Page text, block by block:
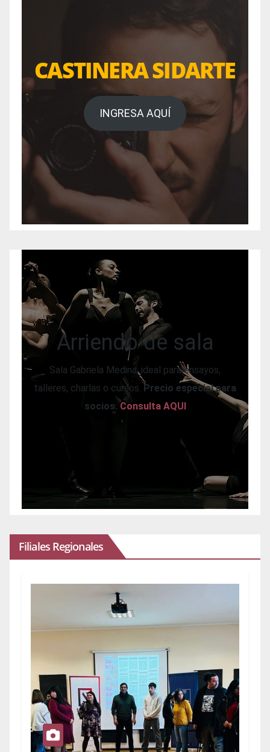
CASTINERA SIDARTE
INGRESA AQUÍ
Arriendo de sala
Sala Gabriela Medina, ideal para ensayos,
talleres, charlas o cursos. Precio especial para
socios. Consulta AQUI
Filiales Regionales